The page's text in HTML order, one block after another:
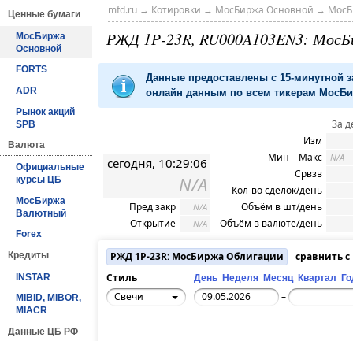
Ценные бумаги
МосБиржа
Основной
FORTS
ADR
Рынок акций
SPB
Валюта
Официальные
курсы ЦБ
МосБиржа
Валютный
Forex
Кредиты
INSTAR
MIBID, MIBOR,
MIACR
Данные ЦБ РФ
mfd.ru→ Котировки → МосБиржа Основной →
РЖД 1Р-23R, RU000A103EN3:
Данные предоставлены с 15-минутной
онлайн данным по всем тикерам
сегодня, 10:29:06
N/A
Пред закр N/A
Открытие N/A
За
Изм
Мин – Макс
N/A –
Срвзв
Кол-во сделок/день
Объём в шт/день
Объём в валюте/день
РЖД 1Р-23R: МосБиржа Облигации
сравнить
Стиль
День Неделя Месяц Квартал
Свечи –